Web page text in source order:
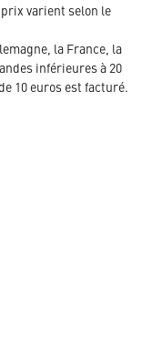
varient selon le
la France, la
inférieures à 20
10 euros est facturé.